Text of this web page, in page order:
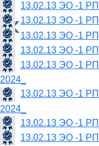
‹
‹
13.02.13 ЭО -1
13.02.13 ЭО -1
13.02.13 ЭО -1
13.02.13 ЭО -1
13.02.13 ЭО -1
2024_
13.02.13 ЭО -1
2024_
13.02.13 ЭО -1
13.02.13 ЭО -1